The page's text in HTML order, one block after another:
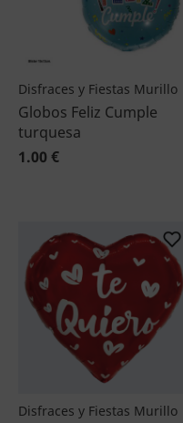
Disfraces y Fiestas Murillo
Globos Feliz Cumple
turquesa
1.00 €
Disfraces y Fiestas Murillo